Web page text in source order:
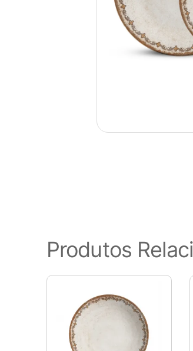
Produtoscategorizados
funcionalidades
este site. Esses
Cookies
Sempre